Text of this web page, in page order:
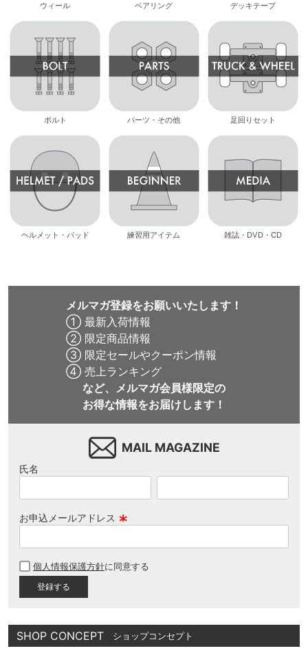
ウィール ベアリング デッキテープ
ボルト パーツ・その他 足回りセット
ヘルメット・パッド 練習用アイテム 雑誌・DVD・CD
メルマガ登録をお願いいたします！
① 最新入荷情報
② 限定商品情報
③ 限定セールやクーポン情報
④ 売上ランキング
など、メルマガ会員様限定の
お得な情報をお届けします！
MAIL MAGAZINE
氏名
お申込メールアドレス
須
個人情報保護方針に同意する
SHOP CONCEPT ショップコンセプト